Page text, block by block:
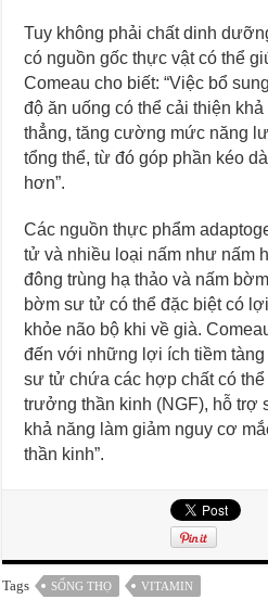
Tuy không phải chất dinh
có nguồn gốc thực vật có thể
Comeau cho biết: “Việc bổ
độ ăn uống có thể cải thiện
thẳng, tăng cường mức năng
tổng thể, từ đó góp phần kéo
hơn”.
Các nguồn thực phẩm
tử và nhiều loại nấm như nấm
đông trùng hạ thảo và nấm
bờm sư tử có thể đặc biệt có
khỏe não bộ khi về già.
đến với những lợi ích tiềm
sư tử chứa các hợp chất có thể
trưởng thần kinh (NGF), hỗ trợ
khả năng làm giảm nguy cơ
thần kinh”.
Tags SỐNG THỌ VITAMIN